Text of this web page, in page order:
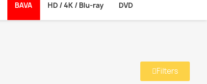
BAVA HD / 4K / Blu-ray DVD
Filters